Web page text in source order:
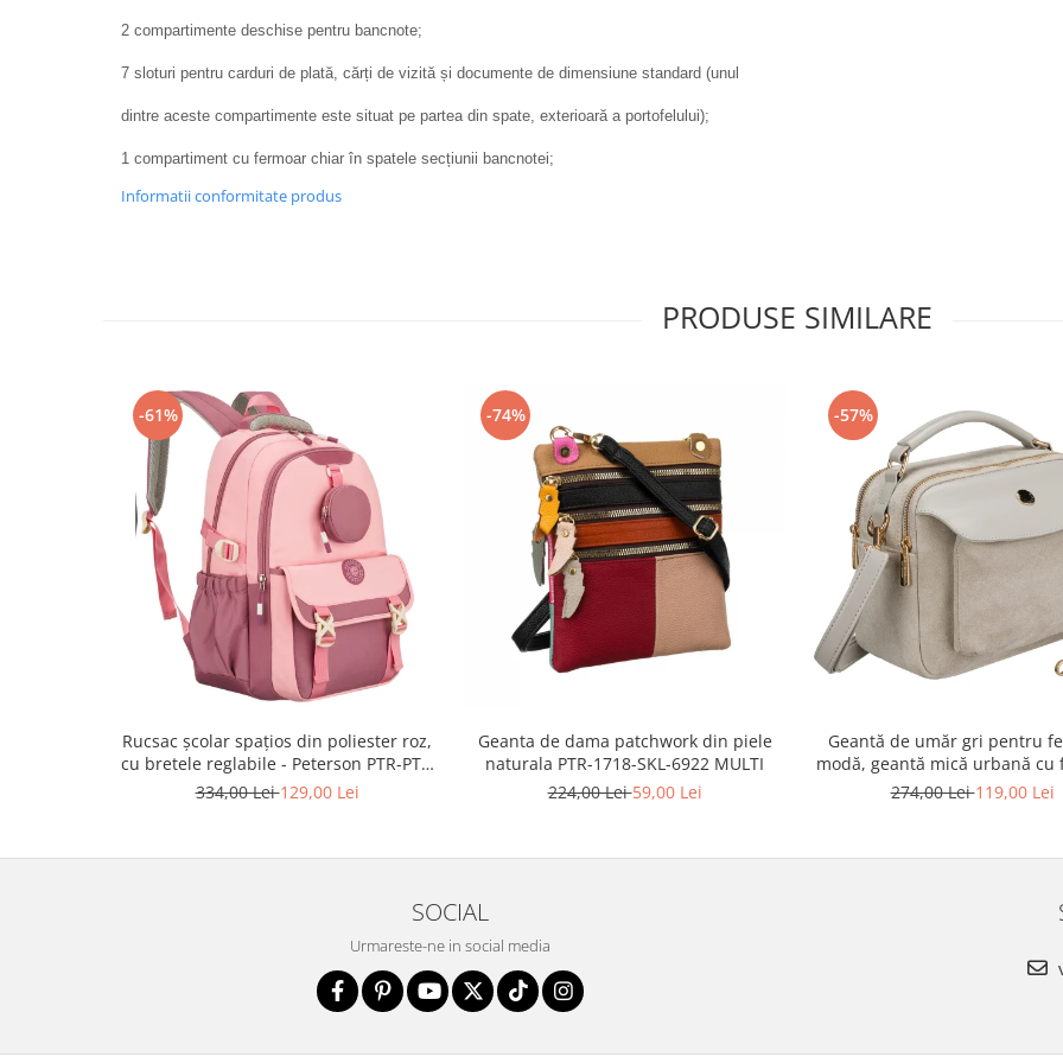
2 compartimente deschise pentru bancnote;
7 sloturi pentru carduri de plată, cărți de vizită și documente de dimensiune standard (unul
dintre aceste compartimente este situat pe partea din spate, exterioară a portofelului);
1 compartiment cu fermoar chiar în spatele secțiunii bancnotei;
Informatii conformitate produs
PRODUSE SIMILARE
-61%
Rucsac școlar spațios din poliester roz,
cu bretele reglabile - Peterson PTR-PTN
8610-1327 PINK
334,00 Lei129,00 Lei
-74%
Geanta de dama patchwork din piele
naturala PTR-1718-SKL-6922 MULTI
224,00 Lei59,00 Lei
-57%
Geantă de umăr gri pentru
modă, geantă mică urbană cu
piele ecologică - Peterson
274,00 Lei119,00 Lei
SOCIAL
Urmareste-ne in social media